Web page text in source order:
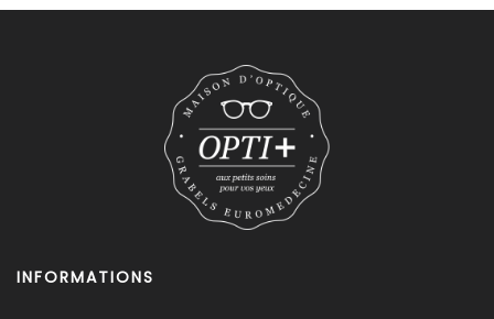
INFORMATIONS